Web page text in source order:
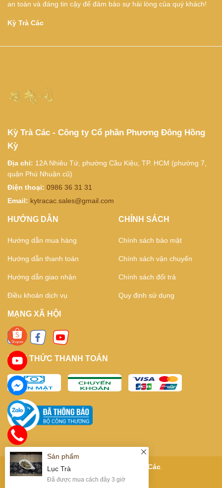
an toàn và đáng tin cậy để đảm bảo sự hài lòng của quý khách!
Kỳ Trà Các
Kỳ Trà Các - Công ty Cổ phần Phương Đông Hồng
Kỳ
Địa chỉ: 12A Nhiêu Tứ, phường Cầu Kiệu, TP. HCM (phường 7,
quận Phú Nhuận cũ)
Điện thoại: 0986 36 31 31
Email: kytracac.sales@gmail.com
HƯỚNG DẪN
Hướng dẫn mua hàng
Hướng dẫn thanh toán
Hướng dẫn giao nhận
Điều khoản dịch vụ
CHÍNH SÁCH
Chính sách bảo mật
Chính sách vận chuyển
Chính sách đổi trả
Quy định sử dụng
MẠNG XÃ HỘI
HÌNH THỨC THANH TOÁN
Bản quyền thuộc về Kỳ Trà Các.
Cung cấp bởiSapo
Sản phẩm
Lục Trà
Đã được mua cách đây 3 giờ